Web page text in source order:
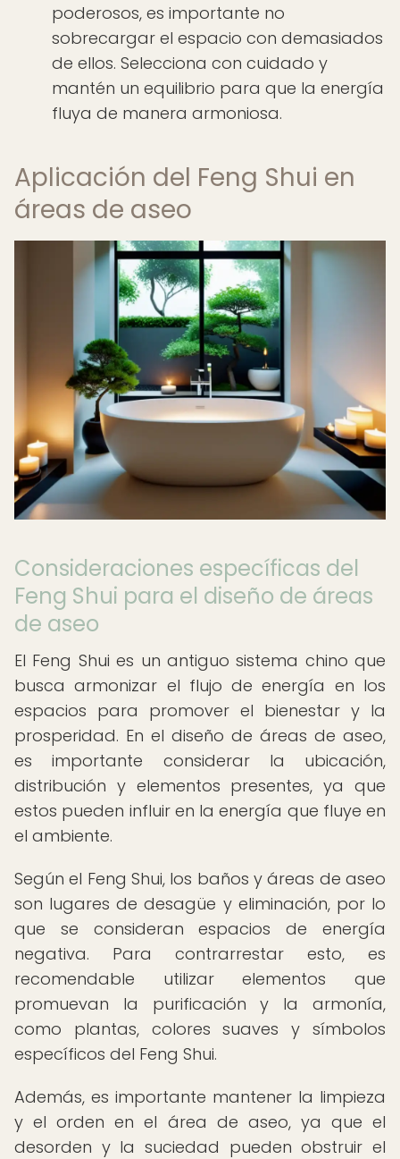
poderosos, es importante no
sobrecargar el espacio con demasiados
de ellos. Selecciona con cuidado y
mantén un equilibrio para que la energía
fluya de manera armoniosa.
Aplicación del Feng Shui en
áreas de aseo
Consideraciones específicas del
Feng Shui para el diseño de áreas
de aseo
El Feng Shui es un antiguo sistema chino que
busca armonizar el flujo de energía en los
espacios para promover el bienestar y la
prosperidad. En el diseño de áreas de aseo,
es importante considerar la ubicación,
distribución y elementos presentes, ya que
estos pueden influir en la energía que fluye en
el ambiente.
Según el Feng Shui, los baños y áreas de aseo
son lugares de desagüe y eliminación, por lo
que se consideran espacios de energía
negativa. Para contrarrestar esto, es
recomendable utilizar elementos que
promuevan la purificación y la armonía,
como plantas, colores suaves y símbolos
específicos del Feng Shui.
Además, es importante mantener la limpieza
y el orden en el área de aseo, ya que el
desorden y la suciedad pueden obstruir el